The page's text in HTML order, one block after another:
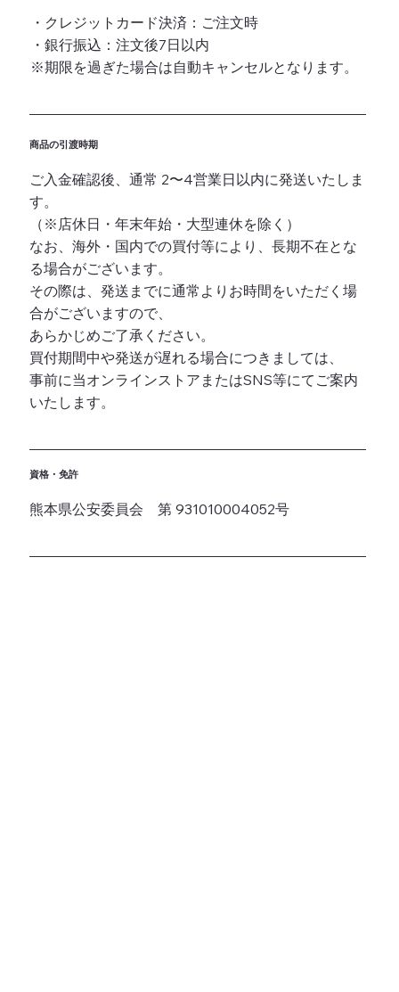
・クレジットカード決済：ご注文時
・銀行振込：注文後7日以内
※期限を過ぎた場合は自動キャンセルとなります。
商品の引渡時期
ご入金確認後、通常 2〜4営業日以内に発送いたしま
す。
（※店休日・年末年始・大型連休を除く）
なお、海外・国内での買付等により、長期不在とな
る場合がございます。
その際は、発送までに通常よりお時間をいただく場
合がございますので、
あらかじめご了承ください。
買付期間中や発送が遅れる場合につきましては、
事前に当オンラインストアまたはSNS等にてご案内
いたします。
資格・免許
熊本県公安委員会 第 931010004052号